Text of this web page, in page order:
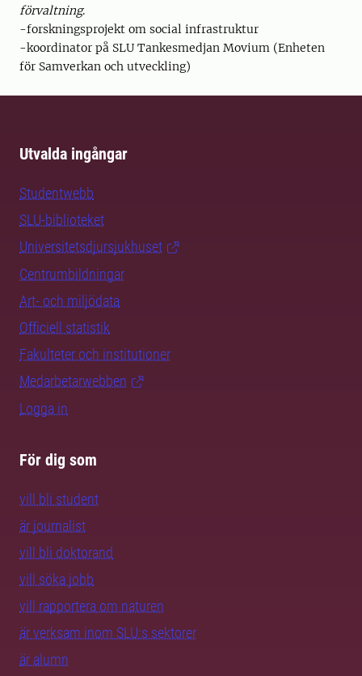
förvaltning.
-forskningsprojekt om social infrastruktur
-koordinator på SLU Tankesmedjan Movium (Enheten
för Samverkan och utveckling)
Utvalda ingångar
Studentwebb
SLU-biblioteket
Universitetsdjursjukhuset
Centrumbildningar
Art- och miljödata
Officiell statistik
Fakulteter och institutioner
Medarbetarwebben
Logga in
För dig som
vill bli student
är journalist
vill bli doktorand
vill söka jobb
vill rapportera om naturen
är verksam inom SLU:s sektorer
är alumn